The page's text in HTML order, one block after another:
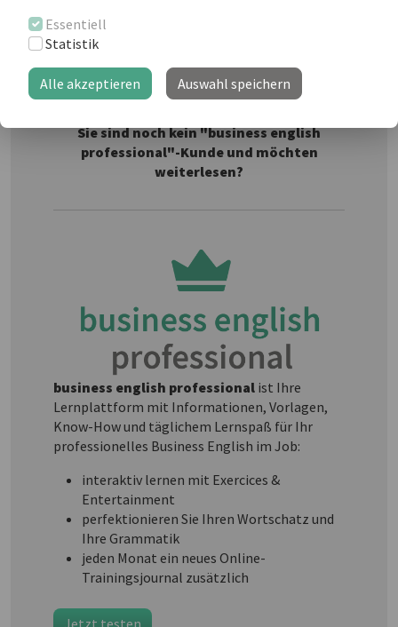
Essentiell
Statistik
Alle akzeptieren Auswahl speichern
Sie sind noch kein "business english
professional"-Kunde und möchten
weiterlesen?
business english professional ist Ihre
Lernplattform mit Informationen, Vorlagen,
Know-How und täglichem Lernspaß für Ihr
professionelles Business English im Job:
interaktiv lernen mit Exercices &
Entertainment
perfektionieren Sie Ihren Wortschatz und
Ihre Grammatik
jeden Monat ein neues Online-
Trainingsjournal zusätzlich
Jetzt testen